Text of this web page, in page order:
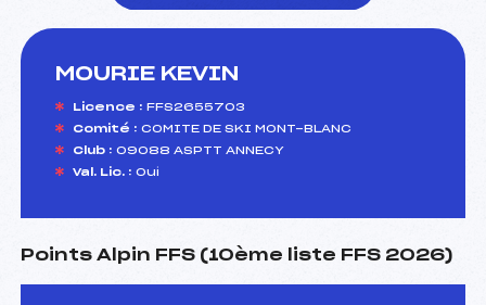
MOURIE KEVIN
Licence : FFS2655703
Comité : COMITE DE SKI MONT-BLANC
Club : 09088 ASPTT ANNECY
Val. Lic. : Oui
Points Alpin FFS (10ème liste FFS 2026)